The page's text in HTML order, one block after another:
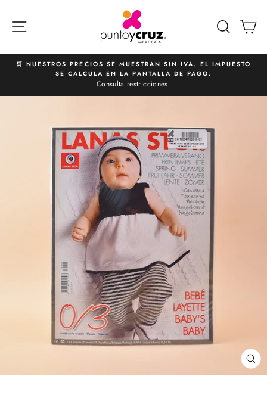
directamente
diapositivas
🛒 NUESTROS PRECIOS SE MUESTRAN SIN IVA. EL IMPUESTO
SE CALCULA EN LA PANTALLA DE PAGO.
Consulta restricciones.